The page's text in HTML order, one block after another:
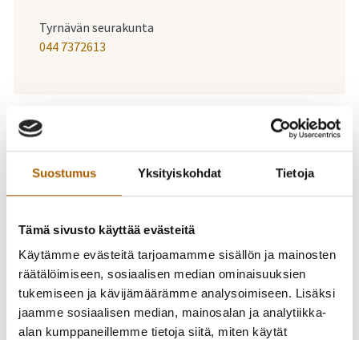
Suostumus Yksityiskohdat Tietoja
Tämä sivusto käyttää evästeitä
Käytämme evästeitä tarjoamamme sisällön ja mainosten
räätälöimiseen, sosiaalisen median ominaisuuksien
tukemiseen ja kävijämäärämme analysoimiseen. Lisäksi
jaamme sosiaalisen median, mainosalan ja analytiikka-
alan kumppaneillemme tietoja siitä, miten käytät
Tyrnävän seurakunta
044 7372613
07.11.2024
Temmeksen kirkon
käyttöönoton
juhlakonsertti
”Kaikuvat kotikirkon
kellot”